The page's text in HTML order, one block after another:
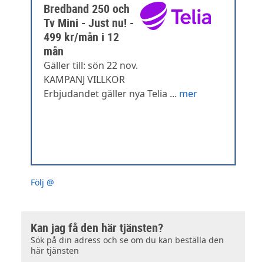
Bredband 250 och
Tv Mini - Just nu! -
499 kr/mån i 12
mån
Gäller till: sön 22 nov.
KAMPANJ VILLKOR
Erbjudandet gäller nya Telia ... mer
Följ @
Kan jag få den här tjänsten?
Sök på din adress och se om du kan beställa den
här tjänsten